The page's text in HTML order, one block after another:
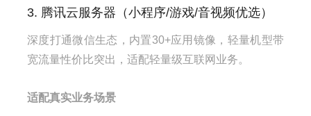
3. 腾讯云服务器（小程序/游戏/音视频优选）
深度打通微信生态，内置30+应用镜像，轻量机型带
宽流量性价比突出，适配轻量级互联网业务。
适配真实业务场景